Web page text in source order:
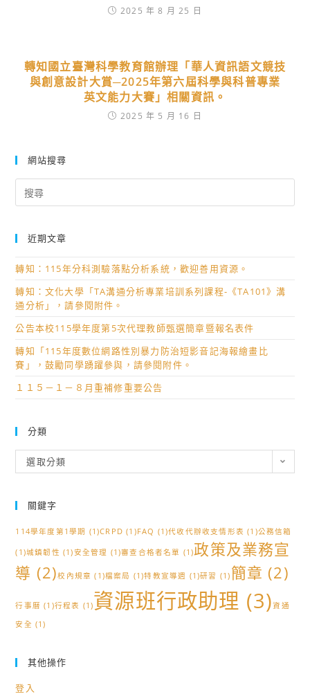
2025 年 8 月 25 日
轉知國立臺灣科學教育館辦理「華人資訊語文競技
與創意設計大賞─2025年第六屆科學與科普專業
英文能力大賽」相關資訊。
2025 年 5 月 16 日
網站搜尋
for:
近期文章
轉知：115年分科測驗落點分析系統，歡迎善用資源。
轉知：文化大學「TA溝通分析專業培訓系列課程-《TA101》溝
通分析」，請參閱附件。
公告本校115學年度第5次代理教師甄選簡章暨報名表件
轉知「115年度數位網路性別暴力防治短影音記海報繪畫比
賽」，鼓勵同學踴躍參與，請參閱附件。
１１５－１－８月重補修重要公告
分類
類
選取分類
關鍵字
114學年度第1學期 (1)CRPD (1)FAQ (1)代收代辦收支情形表 (1)公務信箱
(1)城鎮韌性 (1)安全管理 (1)審查合格者名單 (1)政策及業務宣
導 (2)校內規章 (1)檔案局 (1)特教宣導週 (1)研習 (1) 簡章 (2)
行事曆 (1)行程表 (1)資源班行政助理 (3)資通
安全 (1)
其他操作
登入